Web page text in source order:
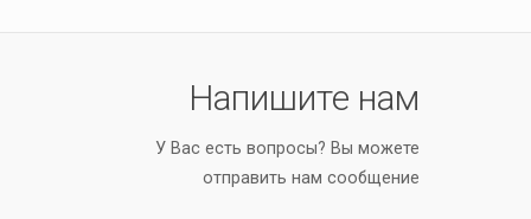
Напишите нам
У Вас есть вопросы? Вы можете
отправить нам сообщение